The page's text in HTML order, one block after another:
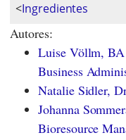
<Ingredientes
Autores:
Luise Völlm,
Business
Natalie Sidler,
Johanna
Bioresource